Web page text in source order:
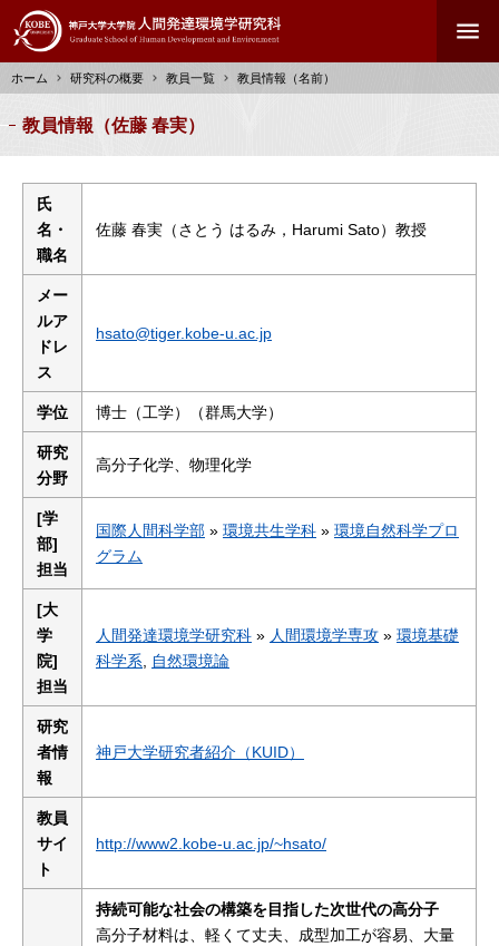
ン
コ
ン
menu
パ
ン
ホーム 研究科の概要 教員一覧 教員情報（名前）
教員情報（佐藤 春実）
氏
名・
職名
佐藤 春実（さとう はるみ，Harumi Sato）教授
メー
ルア
ドレ
ス
hsato@tiger.kobe-u.ac.jp
学位 博士（工学）（群馬大学）
研究
分野
高分子化学、物理化学
[学
部]
担当
国際人間科学部 » 環境共生学科 » 環境自然科学プロ
グラム
[大
学
院]
担当
人間発達環境学研究科 » 人間環境学専攻 » 環境基礎
科学系
自然環境論
研究
者情
報
神戸大学研究者紹介（KUID）
教員
サイ
ト
http://www2.kobe-u.ac.jp/~hsato/
持続可能な社会の構築を目指した次世代の高分子
高分子材料は、軽くて丈夫、成型加工が容易、大量